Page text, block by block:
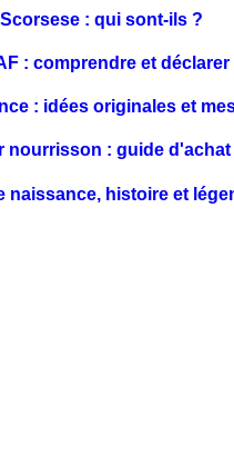
: qui sont-ils ?
: comprendre et
: idées originales et
nourrisson : guide
naissance, histoire et